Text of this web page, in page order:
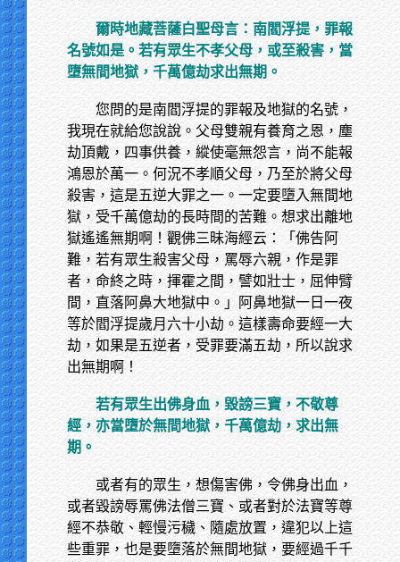
爾時地藏菩薩白聖母言：南閻浮提，罪報
名號如是。若有眾生不孝父母，或至殺害，當
墮無間地獄，千萬億劫求出無期。
您問的是南閻浮提的罪報及地獄的名號，
我現在就給您說說。父母雙親有養育之恩，塵
劫頂戴，四事供養，縱使毫無怨言，尚不能報
鴻恩於萬一。何況不孝順父母，乃至於將父母
殺害，這是五逆大罪之一。一定要墮入無間地
獄，受千萬億劫的長時間的苦難。想求出離地
獄遙遙無期啊！觀佛三昧海經云：「佛告阿
難，若有眾生殺害父母，罵辱六親，作是罪
者，命終之時，揮霍之間，譬如壯士，屈伸臂
間，直落阿鼻大地獄中。」阿鼻地獄一日一夜
等於閻浮提歲月六十小劫。這樣壽命要經一大
劫，如果是五逆者，受罪要滿五劫，所以說求
出無期啊！
若有眾生出佛身血，毀謗三寶，不敬尊
經，亦當墮於無間地獄，千萬億劫，求出無
期。
或者有的眾生，想傷害佛，令佛身出血，
或者毀謗辱罵佛法僧三寶、或者對於法寶等尊
經不恭敬、輕慢污穢、隨處放置，違犯以上這
些重罪，也是要墮落於無間地獄，要經過千千